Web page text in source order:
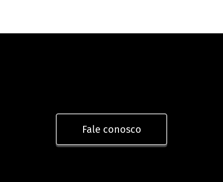
Fale conosco